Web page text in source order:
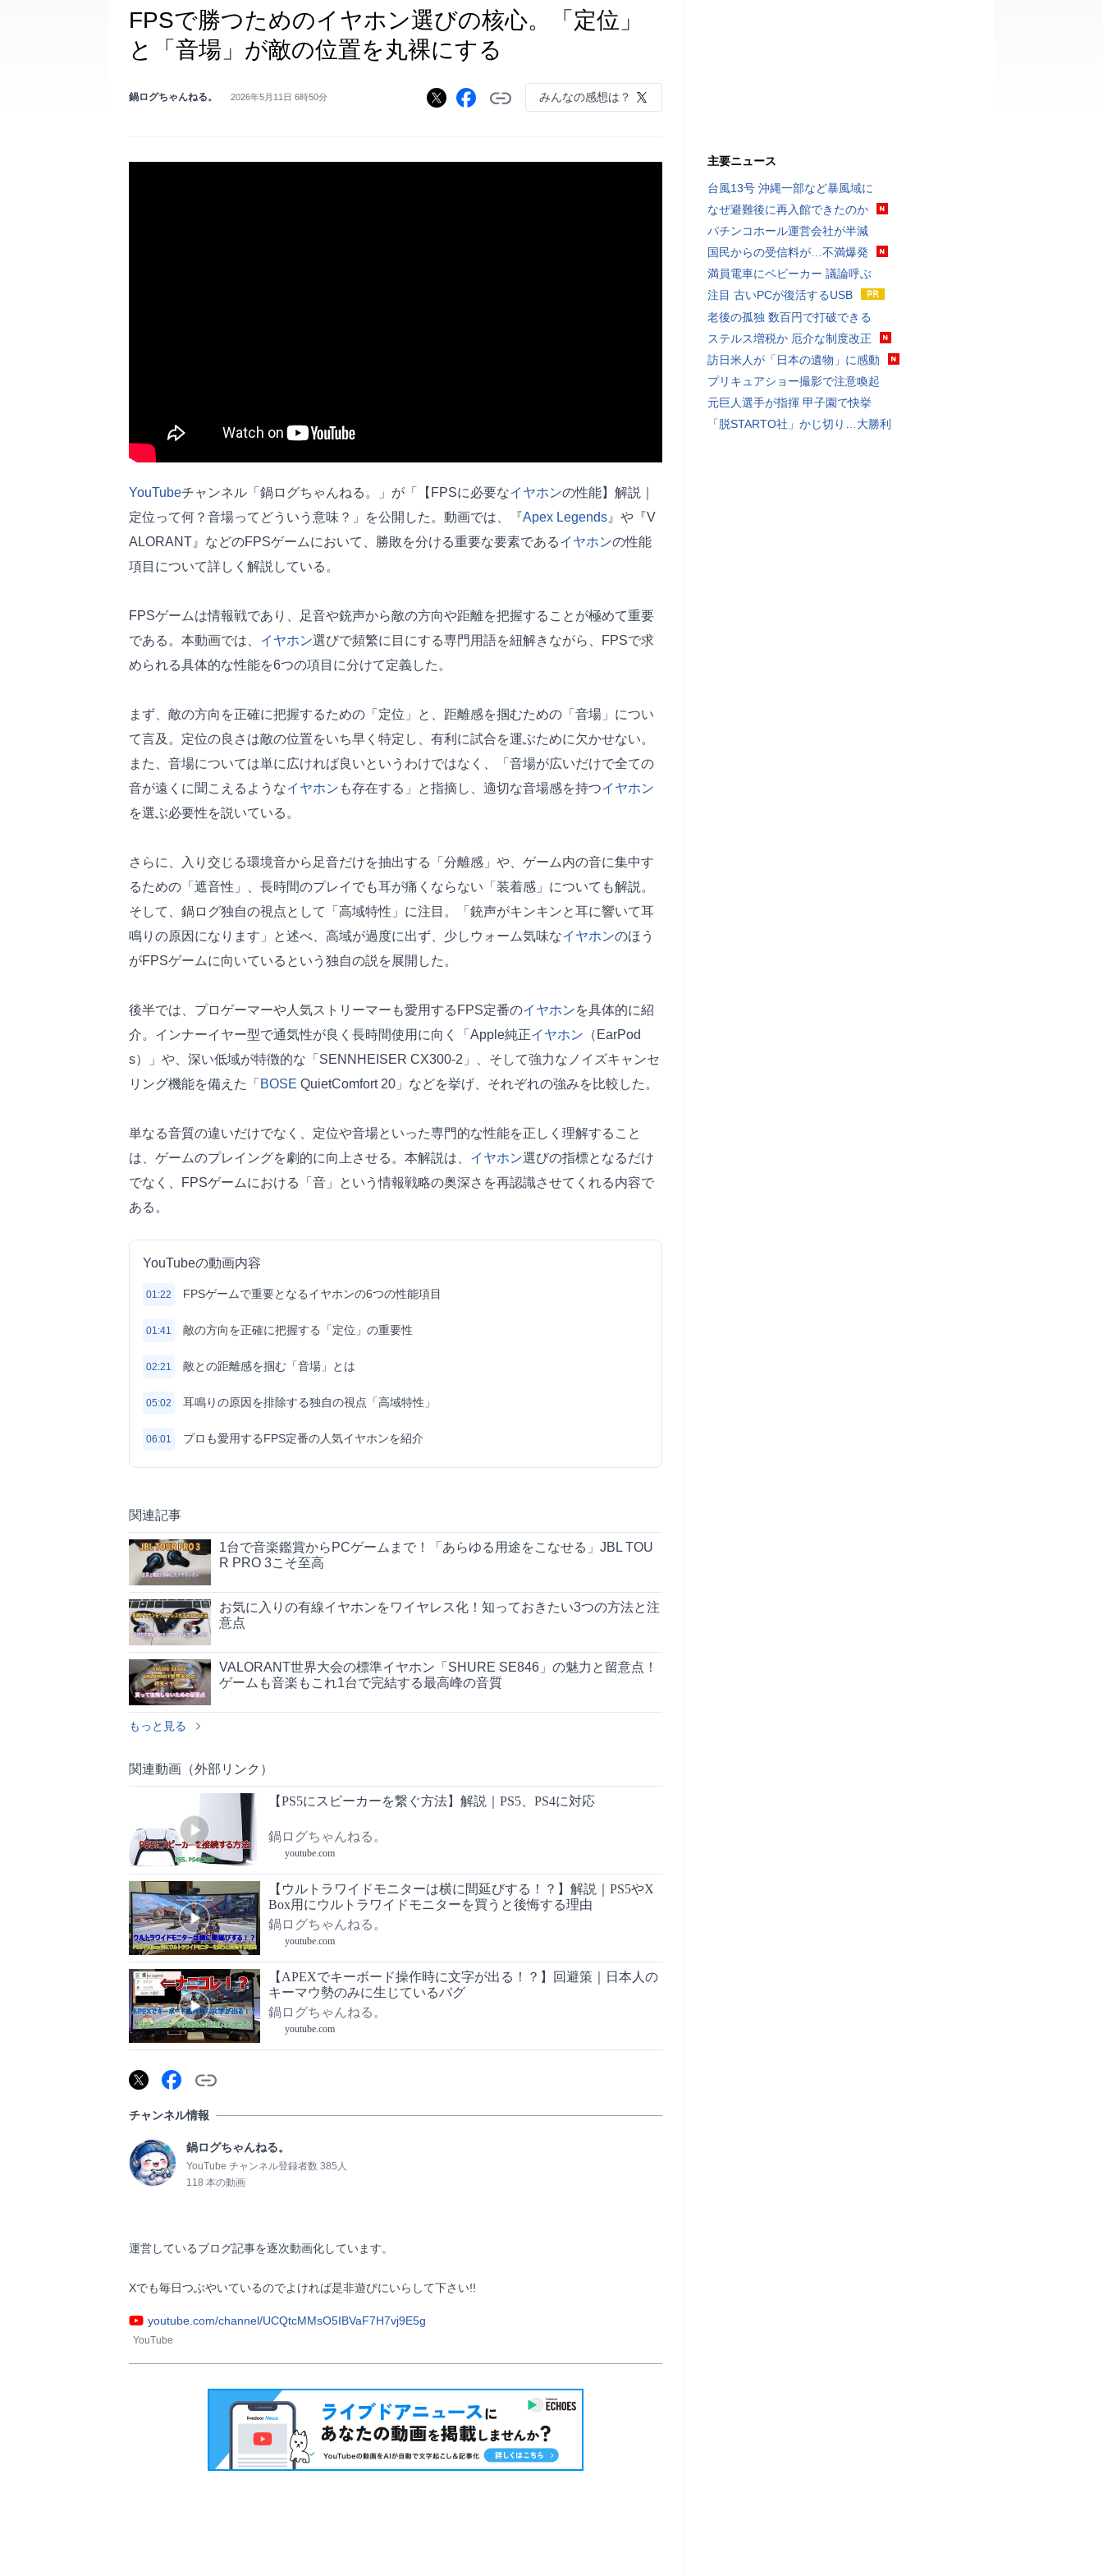
FPSで勝つためのイヤホン選びの核心。「定位」
と「音場」が敵の位置を丸裸にする
鍋ログちゃんねる。 2026年5月11日 6時50分 みんなの感想は？
YouTubeチャンネル「鍋ログちゃんねる。」が「【FPSに必要なイヤホンの性能】解説｜
定位って何？音場ってどういう意味？」を公開した。動画では、『Apex Legends 』や『V
ALORANT』などのFPSゲームにおいて、勝敗を分ける重要な要素であるイヤホンの性能
項目について詳しく解説している。
FPSゲームは情報戦であり、足音や銃声から敵の方向や距離を把握することが極めて重要
である。本動画では、 イヤホン選びで頻繁に目にする専門用語を紐解きながら、FPSで求
められる具体的な性能を6つの項目に分けて定義した。
まず、敵の方向を正確に把握するための「定位」と、距離感を掴むための「音場」につい
て言及。定位の良さは敵の位置をいち早く特定し、有利に試合を運ぶために欠かせない。
また、音場については単に広ければ良いというわけではなく、「音場が広いだけで全ての
音が遠くに聞こえるようなイヤホン も存在する」と指摘し、適切な音場感を持つイヤホン
を選ぶ必要性を説いている。
さらに、入り交じる環境音から足音だけを抽出する「分離感」や、ゲーム内の音に集中す
るための「遮音性」、長時間のプレイでも耳が痛くならない「装着感」についても解説。
そして、鍋ログ独自の視点として「高域特性」に注目。「銃声がキンキンと耳に響いて耳
鳴りの原因になります」と述べ、高域が過度に出ず、少しウォーム気味なイヤホンのほう
がFPSゲームに向いているという独自の説を展開した。
後半では、プロゲーマーや人気ストリーマーも愛用するFPS定番のイヤホンを具体的に紹
介。インナーイヤー型で通気性が良く長時間使用に向く「Apple純正イヤホン （EarPod
s）」や、深い低域が特徴的な「SENNHEISER CX300-2」、そして強力なノイズキャンセ
リング機能を備えた「 BOSE QuietComfort 20」などを挙げ、それぞれの強みを比較した。
単なる音質の違いだけでなく、定位や音場といった専門的な性能を正しく理解すること
は、ゲームのプレイングを劇的に向上させる。本解説は、 イヤホン選びの指標となるだけ
でなく、FPSゲームにおける「音」という情報戦略の奥深さを再認識させてくれる内容で
ある。
YouTubeの動画内容
01:22 FPSゲームで重要となるイヤホンの6つの性能項目
01:41 敵の方向を正確に把握する「定位」の重要性
02:21 敵との距離感を掴む「音場」とは
05:02 耳鳴りの原因を排除する独自の視点「高域特性」
06:01 プロも愛用するFPS定番の人気イヤホンを紹介
関連記事
1台で音楽鑑賞からPCゲームまで！「あらゆる用途をこなせる」JBL TOU
R PRO 3こそ至高
お気に入りの有線イヤホンをワイヤレス化！知っておきたい3つの方法と注
意点
VALORANT世界大会の標準イヤホン「SHURE SE846」の魅力と留意点！
ゲームも音楽もこれ1台で完結する最高峰の音質
もっと見る
関連動画（外部リンク）
【PS5にスピーカーを繋ぐ方法】解説｜PS5、PS4に対応
鍋ログちゃんねる。
youtube.com
【ウルトラワイドモニターは横に間延びする！？】解説｜PS5やX
Box用にウルトラワイドモニターを買うと後悔する理由
鍋ログちゃんねる。
youtube.com
【APEXでキーボード操作時に文字が出る！？】回避策｜日本人の
キーマウ勢のみに生じているバグ
鍋ログちゃんねる。
youtube.com
チャンネル情報
鍋ログちゃんねる。
YouTube チャンネル登録者数 385人
118 本の動画
運営しているブログ記事を逐次動画化しています。
Xでも毎日つぶやいているのでよければ是非遊びにいらして下さい!!
youtube.com/channel/UCQtcMMsO5IBVaF7H7vj9E5g
YouTube
主要ニュース
台風13号 沖縄一部など暴風域に
なぜ避難後に再入館できたのか
パチンコホール運営会社が半減
国民からの受信料が…不満爆発
満員電車にベビーカー 議論呼ぶ
注目 古いPCが復活するUSB
老後の孤独 数百円で打破できる
ステルス増税か 厄介な制度改正
訪日米人が「日本の遺物」に感動
プリキュアショー撮影で注意喚起
元巨人選手が指揮 甲子園で快挙
「脱STARTO社」かじ切り…大勝利